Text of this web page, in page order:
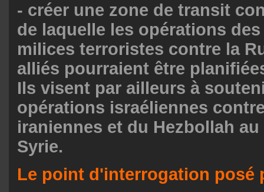
- créer une zone de transit
de laquelle les opérations
milices terroristes contre la
alliés pourraient être
Ils visent par ailleurs à
opérations israéliennes
iraniennes et du Hezbollah
Syrie.
Le point d'interrogation posé